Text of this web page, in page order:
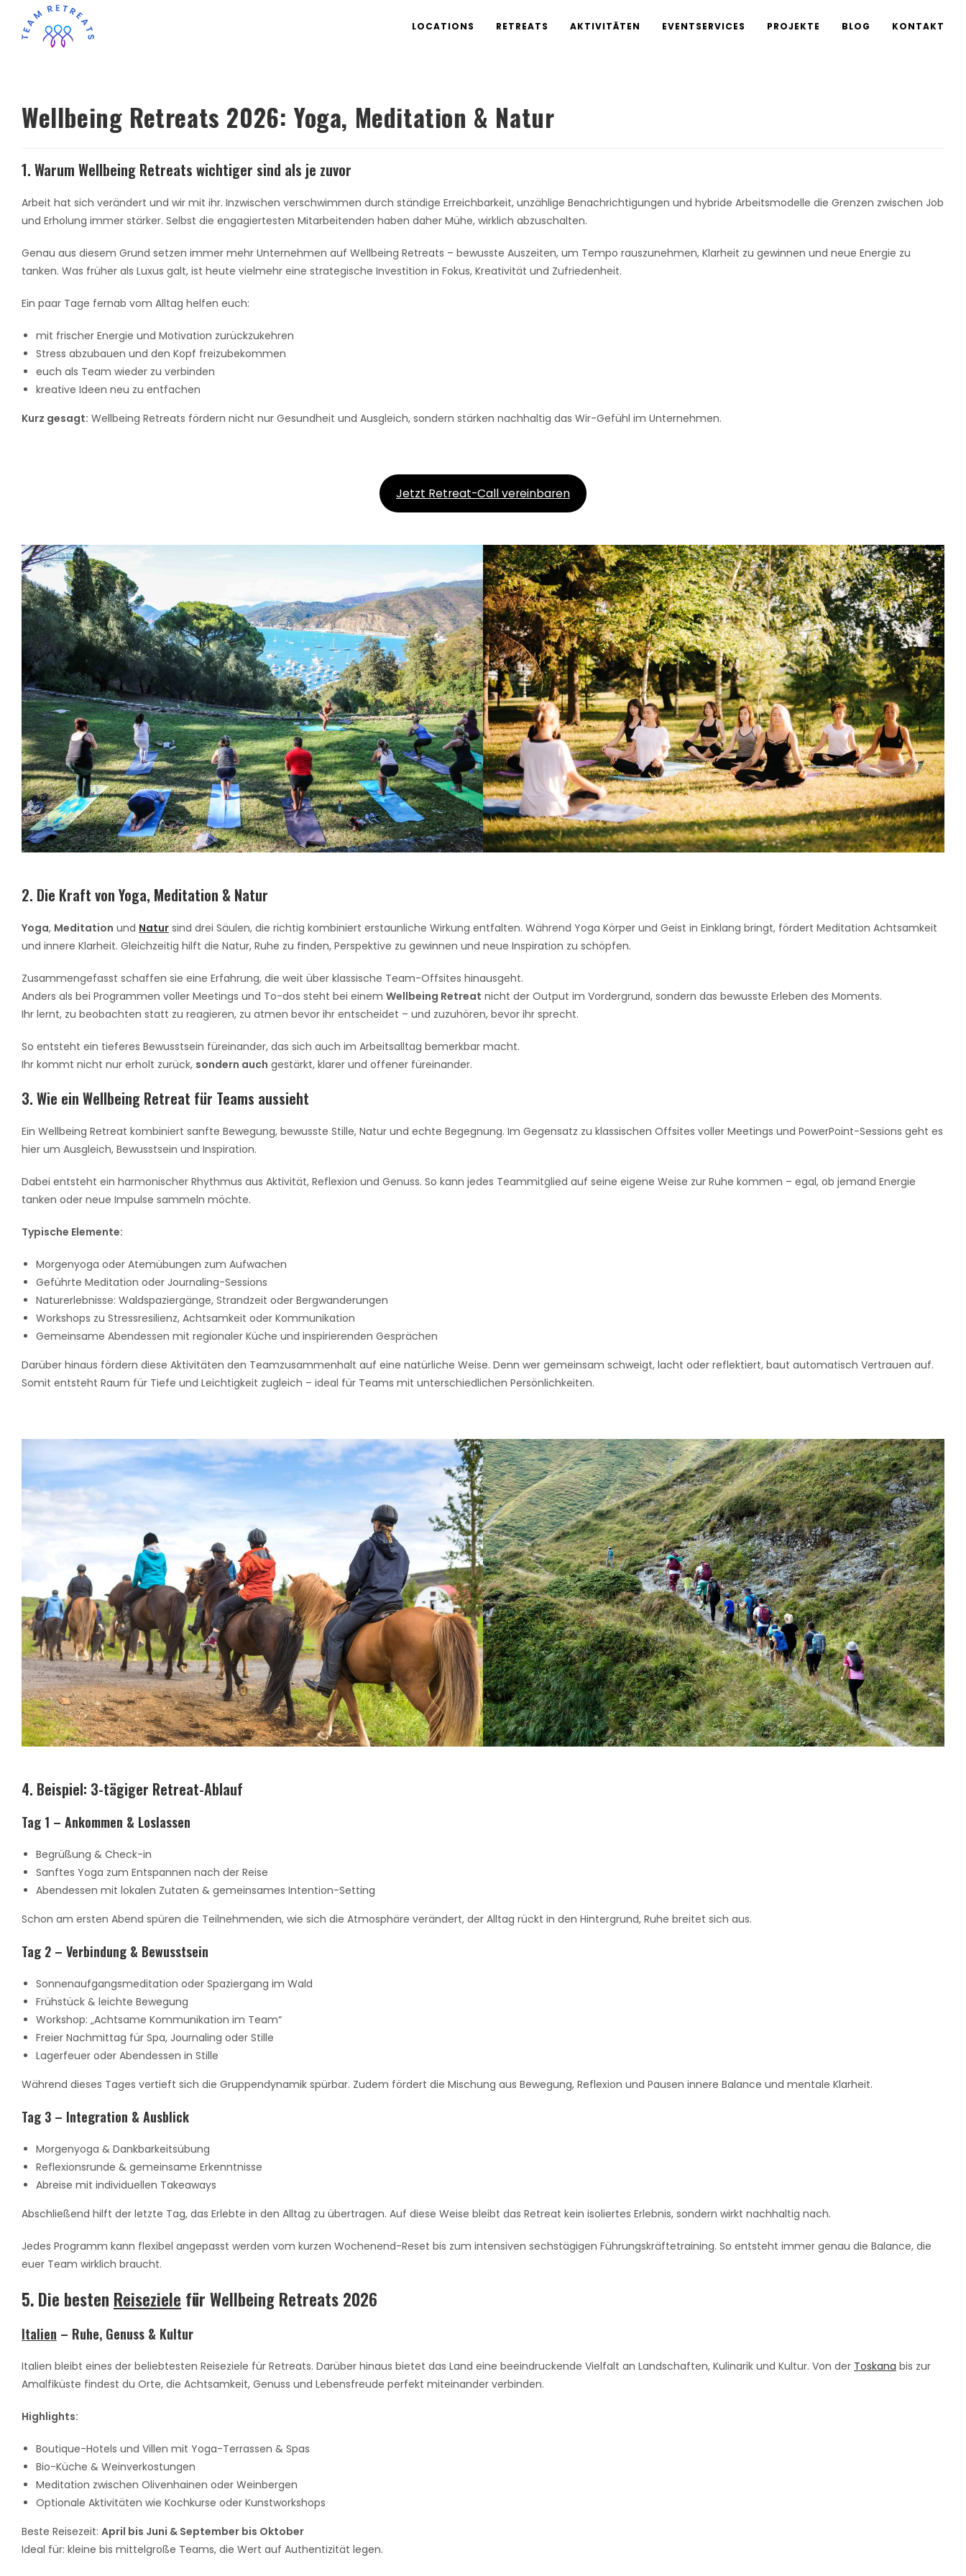
LOCATIONS RETREATS AKTIVITÄTEN EVENTSERVICES PROJEKTE BLOG KONTAKT
Wellbeing Retreats 2026: Yoga, Meditation & Natur
1. Warum Wellbeing Retreats wichtiger sind als je zuvor
Arbeit hat sich verändert und wir mit ihr. Inzwischen verschwimmen durch ständige Erreichbarkeit, unzählige Benachrichtigungen und hybride Arbeitsmodelle die Grenzen zwischen Job
und Erholung immer stärker. Selbst die engagiertesten Mitarbeitenden haben daher Mühe, wirklich abzuschalten.
Genau aus diesem Grund setzen immer mehr Unternehmen auf Wellbeing Retreats – bewusste Auszeiten, um Tempo rauszunehmen, Klarheit zu gewinnen und neue Energie zu
tanken. Was früher als Luxus galt, ist heute vielmehr eine strategische Investition in Fokus, Kreativität und Zufriedenheit.
Ein paar Tage fernab vom Alltag helfen euch:
mit frischer Energie und Motivation zurückzukehren
Stress abzubauen und den Kopf freizubekommen
euch als Team wieder zu verbinden
kreative Ideen neu zu entfachen
Kurz gesagt: Wellbeing Retreats fördern nicht nur Gesundheit und Ausgleich, sondern stärken nachhaltig das Wir-Gefühl im Unternehmen.
Jetzt Retreat-Call vereinbaren
2. Die Kraft von Yoga, Meditation & Natur
Yoga, Meditation und Natur sind drei Säulen, die richtig kombiniert erstaunliche Wirkung entfalten. Während Yoga Körper und Geist in Einklang bringt, fördert Meditation Achtsamkeit
und innere Klarheit. Gleichzeitig hilft die Natur, Ruhe zu finden, Perspektive zu gewinnen und neue Inspiration zu schöpfen.
Zusammengefasst schaffen sie eine Erfahrung, die weit über klassische Team-Offsites hinausgeht.
Anders als bei Programmen voller Meetings und To-dos steht bei einem Wellbeing Retreat nicht der Output im Vordergrund, sondern das bewusste Erleben des Moments.
Ihr lernt, zu beobachten statt zu reagieren, zu atmen bevor ihr entscheidet – und zuzuhören, bevor ihr sprecht.
So entsteht ein tieferes Bewusstsein füreinander, das sich auch im Arbeitsalltag bemerkbar macht.
Ihr kommt nicht nur erholt zurück, sondern auch gestärkt, klarer und offener füreinander.
3. Wie ein Wellbeing Retreat für Teams aussieht
Ein Wellbeing Retreat kombiniert sanfte Bewegung, bewusste Stille, Natur und echte Begegnung. Im Gegensatz zu klassischen Offsites voller Meetings und PowerPoint-Sessions geht es
hier um Ausgleich, Bewusstsein und Inspiration.
Dabei entsteht ein harmonischer Rhythmus aus Aktivität, Reflexion und Genuss. So kann jedes Teammitglied auf seine eigene Weise zur Ruhe kommen – egal, ob jemand Energie
tanken oder neue Impulse sammeln möchte.
Typische Elemente:
Morgenyoga oder Atemübungen zum Aufwachen
Geführte Meditation oder Journaling-Sessions
Naturerlebnisse: Waldspaziergänge, Strandzeit oder Bergwanderungen
Workshops zu Stressresilienz, Achtsamkeit oder Kommunikation
Gemeinsame Abendessen mit regionaler Küche und inspirierenden Gesprächen
Darüber hinaus fördern diese Aktivitäten den Teamzusammenhalt auf eine natürliche Weise. Denn wer gemeinsam schweigt, lacht oder reflektiert, baut automatisch Vertrauen auf.
Somit entsteht Raum für Tiefe und Leichtigkeit zugleich – ideal für Teams mit unterschiedlichen Persönlichkeiten.
4. Beispiel: 3-tägiger Retreat-Ablauf
Tag 1 – Ankommen & Loslassen
Begrüßung & Check-in
Sanftes Yoga zum Entspannen nach der Reise
Abendessen mit lokalen Zutaten & gemeinsames Intention-Setting
Schon am ersten Abend spüren die Teilnehmenden, wie sich die Atmosphäre verändert, der Alltag rückt in den Hintergrund, Ruhe breitet sich aus.
Tag 2 – Verbindung & Bewusstsein
Sonnenaufgangsmeditation oder Spaziergang im Wald
Frühstück & leichte Bewegung
Workshop: „Achtsame Kommunikation im Team“
Freier Nachmittag für Spa, Journaling oder Stille
Lagerfeuer oder Abendessen in Stille
Während dieses Tages vertieft sich die Gruppendynamik spürbar. Zudem fördert die Mischung aus Bewegung, Reflexion und Pausen innere Balance und mentale Klarheit.
Tag 3 – Integration & Ausblick
Morgenyoga & Dankbarkeitsübung
Reflexionsrunde & gemeinsame Erkenntnisse
Abreise mit individuellen Takeaways
Abschließend hilft der letzte Tag, das Erlebte in den Alltag zu übertragen. Auf diese Weise bleibt das Retreat kein isoliertes Erlebnis, sondern wirkt nachhaltig nach.
Jedes Programm kann flexibel angepasst werden vom kurzen Wochenend-Reset bis zum intensiven sechstägigen Führungskräftetraining. So entsteht immer genau die Balance, die
euer Team wirklich braucht.
5. Die besten Reiseziele für Wellbeing Retreats 2026
Italien – Ruhe, Genuss & Kultur
Italien bleibt eines der beliebtesten Reiseziele für Retreats. Darüber hinaus bietet das Land eine beeindruckende Vielfalt an Landschaften, Kulinarik und Kultur. Von der Toskana bis zur
Amalfiküste findest du Orte, die Achtsamkeit, Genuss und Lebensfreude perfekt miteinander verbinden.
Highlights:
Boutique-Hotels und Villen mit Yoga-Terrassen & Spas
Bio-Küche & Weinverkostungen
Meditation zwischen Olivenhainen oder Weinbergen
Optionale Aktivitäten wie Kochkurse oder Kunstworkshops
Beste Reisezeit: April bis Juni & September bis Oktober
Ideal für: kleine bis mittelgroße Teams, die Wert auf Authentizität legen.